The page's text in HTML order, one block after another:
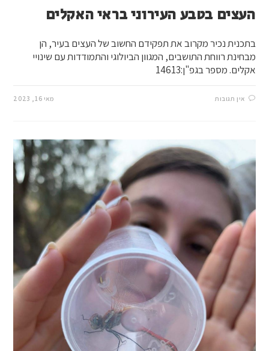
העצים בטבע העירוני בראי האקלים
בתכנית נכיר מקרוב את תפקידם החשוב של העצים בעיר, הן
מבחינת רווחת התושבים, המגוון הביולוגי והתמודדות עם שינויי
אקלים. מספר בגפ"ן:14613
אין תגובות מאי 16, 2023